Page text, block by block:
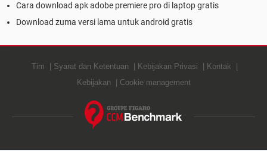
Cara download apk adobe premiere pro di laptop gratis
Download zuma versi lama untuk android gratis
Tim Syarat dan Ketentuan Kebijakan Privasi
Kontak
Kebijakan
Cookie management